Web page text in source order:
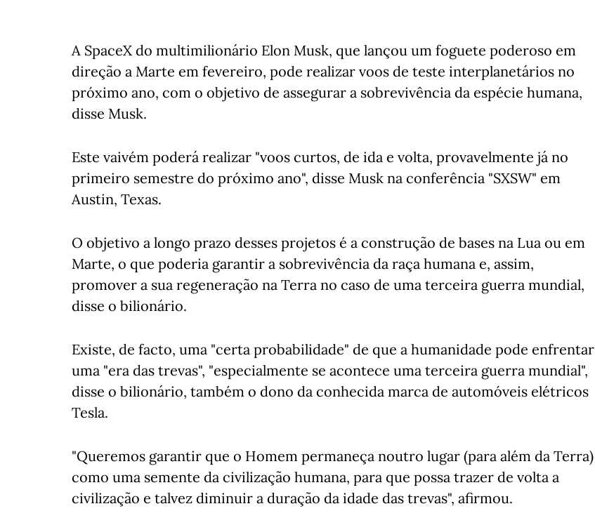
A SpaceX do multimilionário Elon Musk, que lançou um foguete poderoso em
direção a Marte em fevereiro, pode realizar voos de teste interplanetários no
próximo ano, com o objetivo de assegurar a sobrevivência da espécie humana,
disse Musk.
Este vaivém poderá realizar "voos curtos, de ida e volta, provavelmente já no
primeiro semestre do próximo ano", disse Musk na conferência "SXSW" em
Austin, Texas.
O objetivo a longo prazo desses projetos é a construção de bases na Lua ou em
Marte, o que poderia garantir a sobrevivência da raça humana e, assim,
promover a sua regeneração na Terra no caso de uma terceira guerra mundial,
disse o bilionário.
Existe, de facto, uma "certa probabilidade" de que a humanidade pode enfrentar
uma "era das trevas", "especialmente se acontece uma terceira guerra mundial",
disse o bilionário, também o dono da conhecida marca de automóveis elétricos
Tesla.
"Queremos garantir que o Homem permaneça noutro lugar (para além da Terra)
como uma semente da civilização humana, para que possa trazer de volta a
civilização e talvez diminuir a duração da idade das trevas", afirmou.